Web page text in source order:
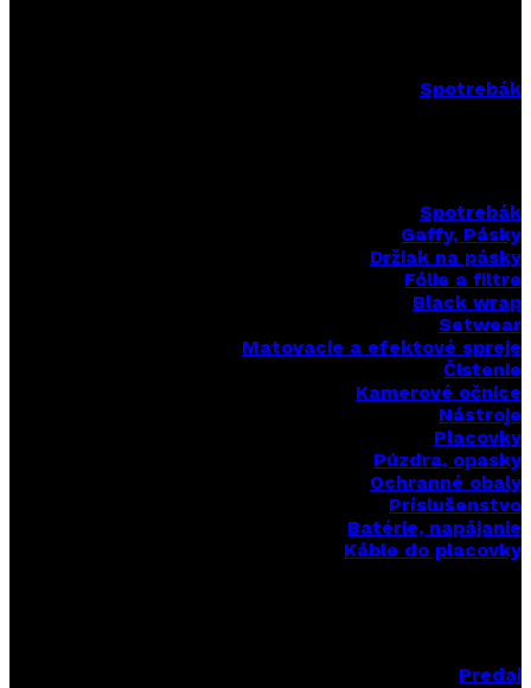
Spotrebák
Spotrebák
Gaffy, Pásky
Držiak na pásky
Fólie a filtre
Black wrap
Setwear
Matovacie a efektové spreje
Čistenie
Kamerové očnice
Nástroje
Placovky
Púzdra, opasky
Ochranné obaly
Príslušenstvo
Batérie, napájanie
Káble do placovky
Predaj